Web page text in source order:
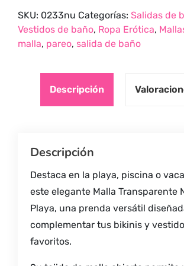
Playa
y
Bikini
SKU: 0233nu Categorías: Salidas de
Vestidos de baño, Ropa Erótica,
malla, pareo, salida de baño
Descripción
Descripción
Destaca en la playa, piscina o
este elegante Malla Transparente
Playa, una prenda versátil
complementar tus bikinis y
favoritos.